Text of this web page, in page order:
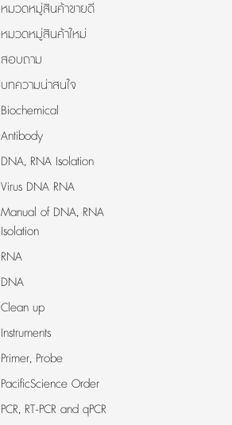
หมวดหมู่สินค้าขายดี
หมวดหมู่สินค้าใหม่
สอบถาม
บทความน่าสนใจ
Biochemical
Antibody
DNA, RNA Isolation
Virus DNA RNA
Manual of DNA, RNA
Isolation
RNA
DNA
Clean up
Instruments
Primer, Probe
PacificScience Order
PCR, RT-PCR and qPCR